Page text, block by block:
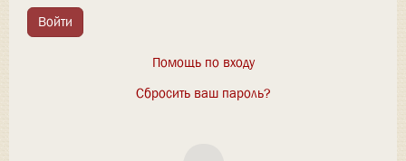
Войти
Помощь по входу
Сбросить ваш пароль?